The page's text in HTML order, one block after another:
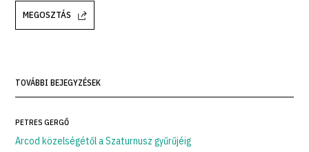
MEGOSZTÁS
TOVÁBBI BEJEGYZÉSEK
PETRES GERGŐ
Arcod közelségétől a Szaturnusz gyűrűjéig